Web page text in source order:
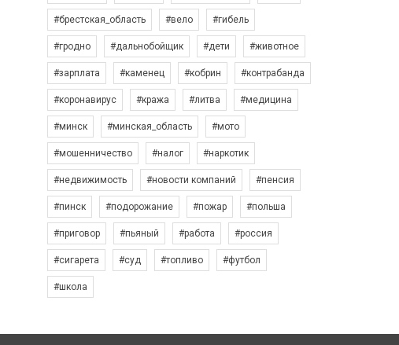
#брестская_область #вело #гибель
#гродно #дальнобойщик #дети #животное
#зарплата #каменец #кобрин #контрабанда
#коронавирус #кража #литва #медицина
#минск #минская_область #мото
#мошенничество #налог #наркотик
#недвижимость #новости компаний #пенсия
#пинск #подорожание #пожар #польша
#приговор #пьяный #работа #россия
#сигарета #суд #топливо #футбол
#школа